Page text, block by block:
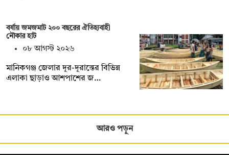
বর্ষায় জমজমাট ২০০ বছরের ঐতিহ্যবাহী
নৌকার হাট
০৮ আগস্ট ২০২৬
মানিকগঞ্জ জেলার দূর-দূরান্তের বিভিন্ন
এলাকা ছাড়াও আশপাশের জ…
আরও পড়ুন